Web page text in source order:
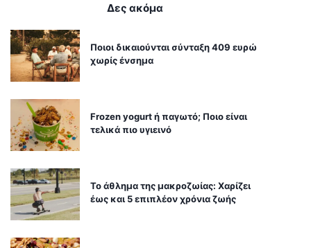
Δες ακόμα
Ποιοι δικαιούνται σύνταξη 409 ευρώ
χωρίς ένσημα
Frozen yogurt ή παγωτό; Ποιο είναι
τελικά πιο υγιεινό
Το άθλημα της μακροζωίας: Χαρίζει
έως και 5 επιπλέον χρόνια ζωής